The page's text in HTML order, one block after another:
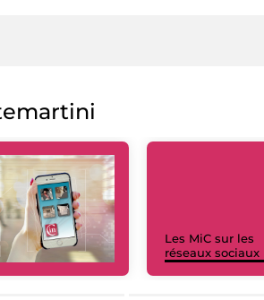
Les MiC sur les
réseaux sociaux